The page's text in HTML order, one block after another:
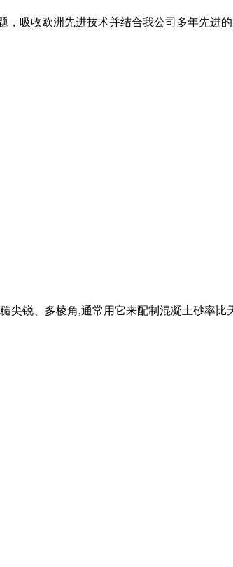
吸收欧洲先进技术并结合我公司多年先进
锐、多棱角,通常用它来配制混凝土砂率